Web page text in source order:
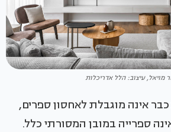
מויאל, עיצוב: הלל אדריכלות
אינה מוגבלת לאחסון ספרים,
ספרייה במובן המסורתי כלל.